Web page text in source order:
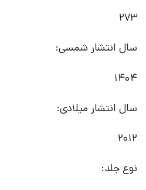
273
سال انتشار شمسی:
1404
سال انتشار میلادی:
2012
نوع جلد: